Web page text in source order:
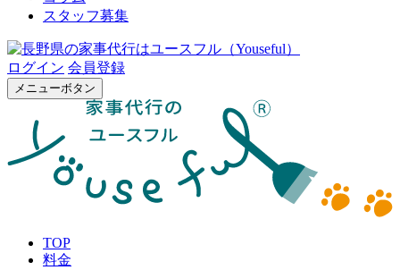
スタッフ募集
ログイン 会員登録
メニューボタン
TOP
料金